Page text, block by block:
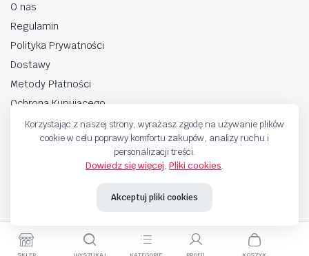
O nas
Regulamin
Polityka Prywatności
Dostawy
Metody Płatności
Ochrona Kupującego
Metody Płatnosci
Korzystając z naszej strony, wyrażasz zgodę na używanie plików
cookie w celu poprawy komfortu zakupów, analizy ruchu i
personalizacji treści.
Dowiedz się więcej,Pliki cookies.
Akceptuj pliki cookies